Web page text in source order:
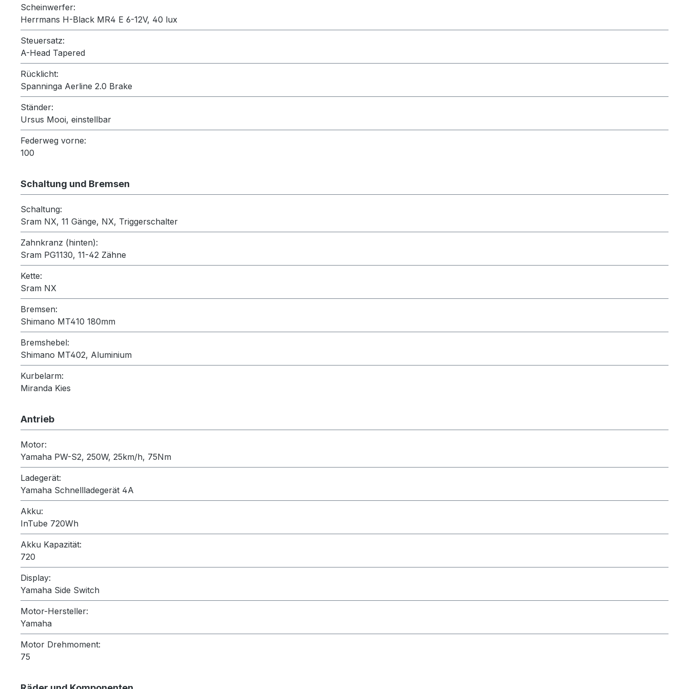
Scheinwerfer:
Herrmans H-Black MR4 E 6-12V, 40 lux
Steuersatz:
A-Head Tapered
Rücklicht:
Spanninga Aerline 2.0 Brake
Ständer:
Ursus Mooi, einstellbar
Federweg vorne:
100
Schaltung und Bremsen
Schaltung:
Sram NX, 11 Gänge, NX, Triggerschalter
Zahnkranz (hinten):
Sram PG1130, 11-42 Zähne
Kette:
Sram NX
Bremsen:
Shimano MT410 180mm
Bremshebel:
Shimano MT402, Aluminium
Kurbelarm:
Miranda Kies
Antrieb
Motor:
Yamaha PW-S2, 250W, 25km/h, 75Nm
Ladegerät:
Yamaha Schnellladegerät 4A
Akku:
InTube 720Wh
Akku Kapazität:
720
Display:
Yamaha Side Switch
Motor-Hersteller:
Yamaha
Motor Drehmoment:
75